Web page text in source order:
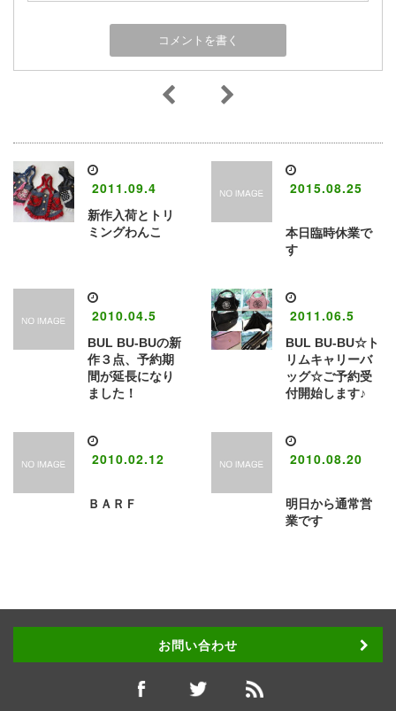
2011.09.4
新作入荷とトリ
ミングわんこ
2015.08.25
本日臨時休業で
す
2010.04.5
BUL BU-BUの新
作３点、予約期
間が延長になり
ました！
2011.06.5
BUL BU-BU☆ト
リムキャリーバ
ッグ☆ご予約受
付開始します♪
2010.02.12
ＢＡＲＦ
2010.08.20
明日から通常営
業です
お問い合わせ